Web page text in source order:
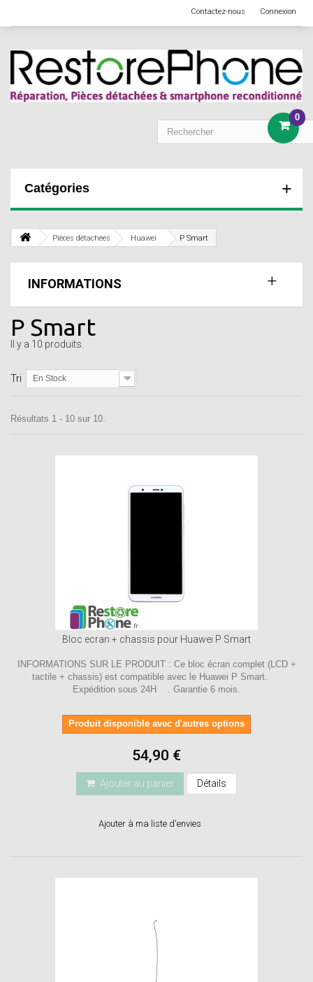
Connexion
Contactez-nous
0
Catégories
Pièces détachées Huawei P Smart
INFORMATIONS
P Smart
Il y a 10 produits.
Tri En Stock
Résultats 1 - 10 sur 10.
Bloc ecran + chassis pour Huawei P Smart
INFORMATIONS SUR LE PRODUIT : Ce bloc écran complet (LCD +
tactile + chassis) est compatible avec le Huawei P Smart.
Expédition sous 24H . Garantie 6 mois.
Produit disponible avec d'autres options
54,90 €
Ajouter au panier Détails
Ajouter à ma liste d'envies